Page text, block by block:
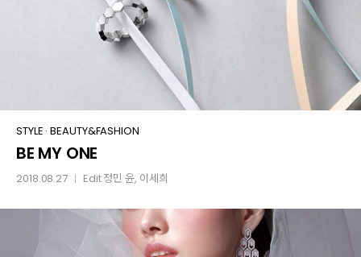
BE
MY
ONE
STYLE ·BEAUTY&FASHION
BE MY ONE
2018.08.27 Edit정민 윤, 이세희